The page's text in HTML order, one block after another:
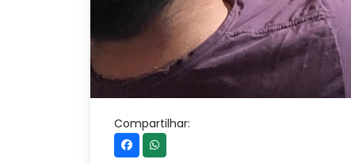
Compartilhar: